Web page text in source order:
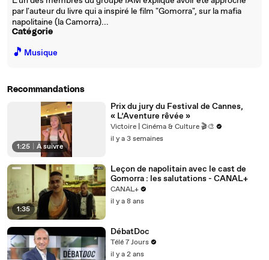
par l'auteur du livre qui a inspiré le film "Gomorra", sur la mafia
napolitaine (la Camorra)...
Catégorie
🎵 Musique
Recommandations
1:25 À suivre
Prix du jury du Festival de Cannes,
« L’Aventure rêvée »
Victoire | Cinéma & Culture 🎬🎨
il y a 3 semaines
1:35
Leçon de napolitain avec le cast de
Gomorra : les salutations - CANAL+
CANAL+
il y a 8 ans
DébatDoc
Télé 7 Jours
il y a 2 ans